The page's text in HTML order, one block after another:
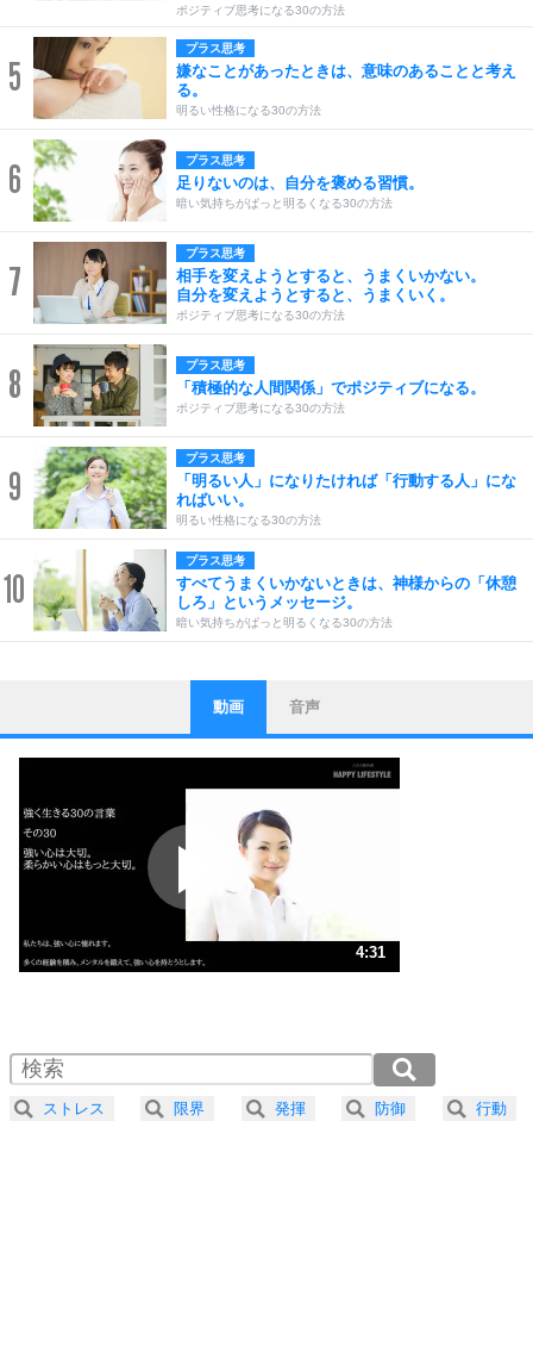
ポジティブ思考になる30の方法
5
プラス思考
嫌なことがあったときは、意味のあることと考え
る。
明るい性格になる30の方法
6 プラス思考
足りないのは、自分を褒める習慣。
暗い気持ちがぱっと明るくなる30の方法
7
プラス思考
相手を変えようとすると、うまくいかない。
自分を変えようとすると、うまくいく。
ポジティブ思考になる30の方法
8 プラス思考
「積極的な人間関係」でポジティブになる。
ポジティブ思考になる30の方法
9
プラス思考
「明るい人」になりたければ「行動する人」にな
ればいい。
明るい性格になる30の方法
10
プラス思考
すべてうまくいかないときは、神様からの「休憩
しろ」というメッセージ。
暗い気持ちがぱっと明るくなる30の方法
1
ストレス対策
他人と比べない。
いっそのこと、他人を見ない。
いらいらしない人になる30の方法
プラス思考
ポジティブになれない原因は、行動しないから。
ポジティブ思考になる30の方法
ストレス対策
人生、なんとかなるもの。
気楽に生きる30の方法
4 器の大きい人は、怒りを優しさで表現する。
動画 音声
4:31
2.0倍速 （530KB 2分15秒）
2.5倍速 （425KB 1分48秒）
3.0倍速 （354KB 1分30秒）
ストレス 限界 発揮 防御 行動